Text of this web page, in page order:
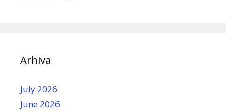
Arhiva
July 2026
June 2026